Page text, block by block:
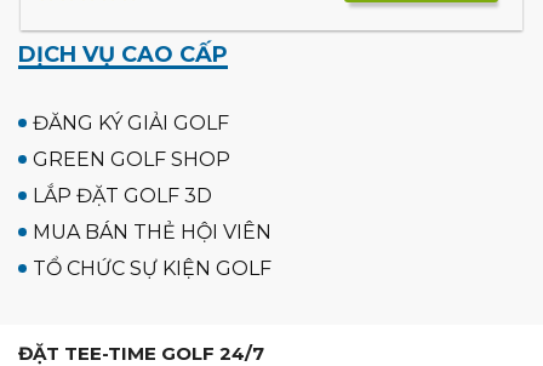
DỊCH VỤ CAO CẤP
ĐĂNG KÝ GIẢI GOLF
GREEN GOLF SHOP
LẮP ĐẶT GOLF 3D
MUA BÁN THẺ HỘI VIÊN
TỔ CHỨC SỰ KIỆN GOLF
ĐẶT TEE-TIME GOLF 24/7